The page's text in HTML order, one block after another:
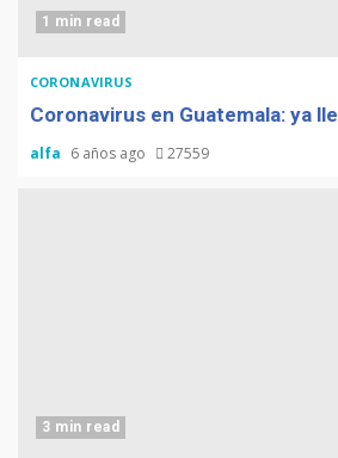
1 min read
CORONAVIRUS
Coronavirus en Guatemala: ya
alfa 6 años ago 27559
3 min read